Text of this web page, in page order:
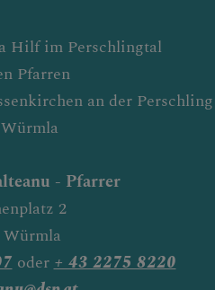
Hilf im Perschlingtal
Pfarren
an der Perschling
- Pfarrer
2
Würmla
oder+ 43 2275 8220